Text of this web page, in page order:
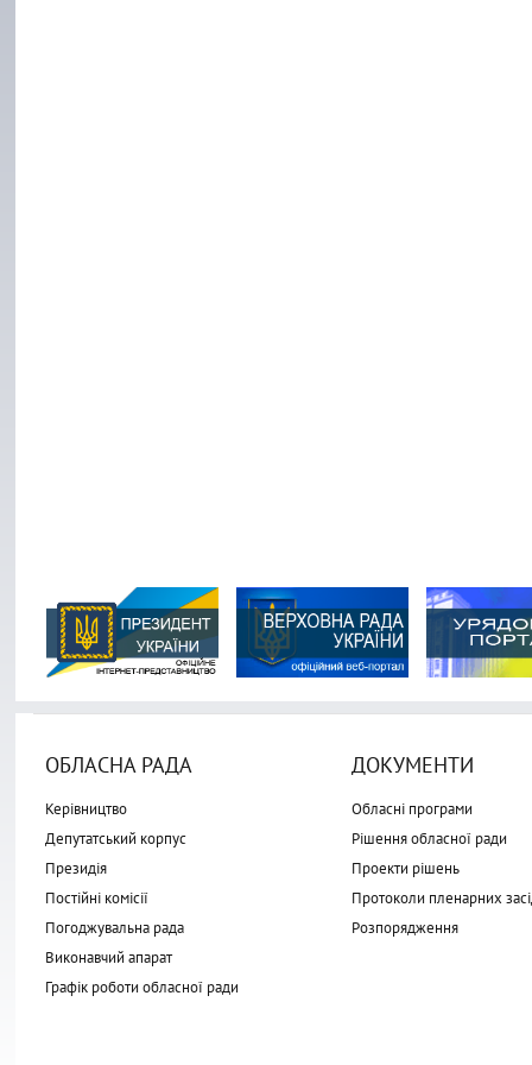
ОБЛАСНА РАДА
Керівництво
Депутатський корпус
Президія
Постійні комісії
Погоджувальна рада
Виконавчий апарат
Графік роботи обласної ради
ДОКУМЕНТИ
Обласні програми
Рішення обласної ради
Проекти рішень
Протоколи пленарних
Розпорядження